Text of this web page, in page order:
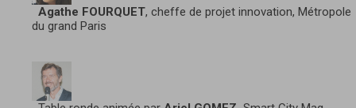
Agathe FOURQUET, cheffe de projet innovation, Métropole
du grand Paris